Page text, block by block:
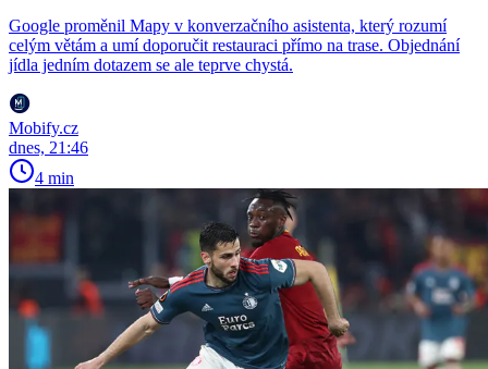
Google proměnil Mapy v konverzačního asistenta, který rozumí
celým větám a umí doporučit restauraci přímo na trase. Objednání
jídla jedním dotazem se ale teprve chystá.
Mobify.cz
dnes, 21:46
4 min